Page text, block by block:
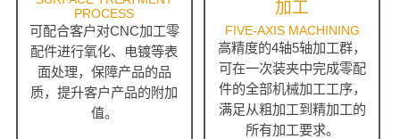
PROCESS
可配合客户对CNC加工零
配件进行氧化、电镀等表
面处理，保障产品的品
质，提升客户产品的附加
值。
加工
FIVE-AXIS MACHINING
高精度的4轴5轴加工群，
可在一次装夹中完成零配
件的全部机械加工工序，
满足从粗加工到精加工的
所有加工要求。